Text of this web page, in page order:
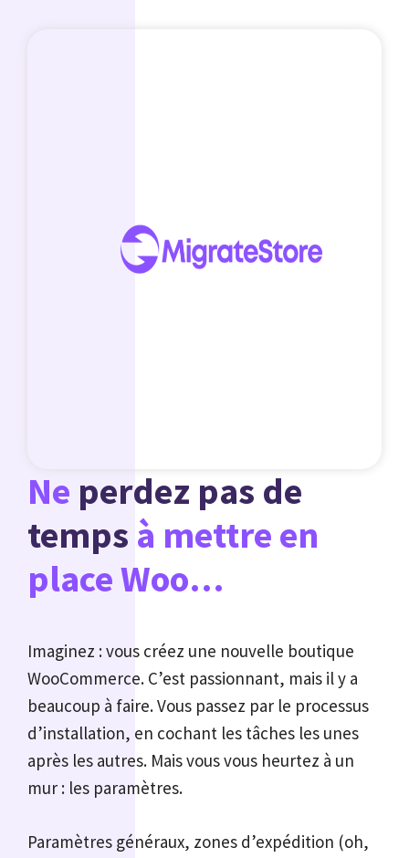
Ne perdez pas de
temps à mettre en
place Woo…
Imaginez : vous créez une nouvelle boutique
WooCommerce. C’est passionnant, mais il y a
beaucoup à faire. Vous passez par le processus
d’installation, en cochant les tâches les unes
après les autres. Mais vous vous heurtez à un
mur : les paramètres.
Paramètres généraux, zones d’expédition (oh,